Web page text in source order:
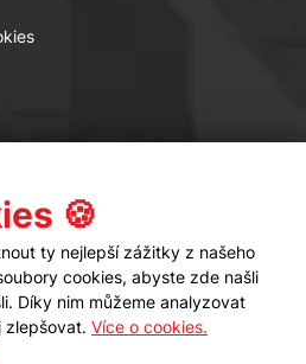
Sledujte nás
🍪
ty nejlepší zážitky z našeho
cookies, abyste zde našli
Díky nim můžeme analyzovat
zlepšovat. Více o cookies.